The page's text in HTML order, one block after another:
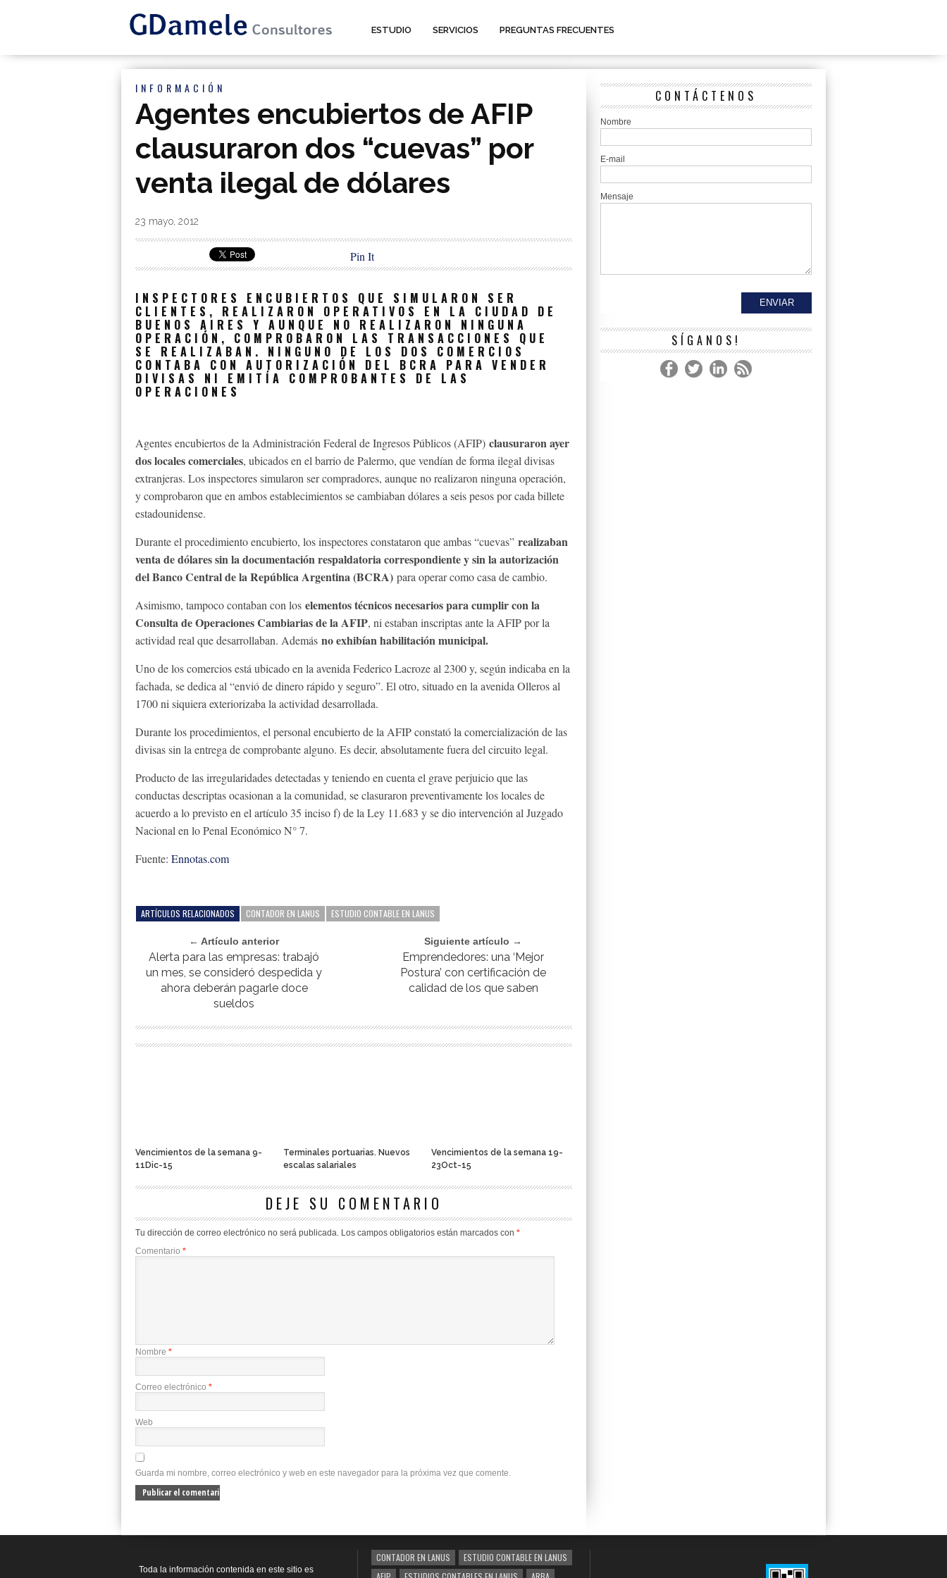
ESTUDIO SERVICIOS PREGUNTAS FRECUENTES
INFORMACIÓN
Agentes encubiertos de AFIP
clausuraron dos “cuevas” por
venta ilegal de dólares
By|
23 mayo, 2012
Pin It
INSPECTORES ENCUBIERTOS QUE SIMULARON SER
CLIENTES, REALIZARON OPERATIVOS EN LA CIUDAD DE
BUENOS AIRES Y AUNQUE NO REALIZARON NINGUNA
OPERACIÓN, COMPROBARON LAS TRANSACCIONES QUE
SE REALIZABAN. NINGUNO DE LOS DOS COMERCIOS
CONTABA CON AUTORIZACIÓN DEL BCRA PARA VENDER
DIVISAS NI EMITÍA COMPROBANTES DE LAS
OPERACIONES
Agentes encubiertos de la Administración Federal de Ingresos Públicos (AFIP) clausuraron ayer
dos locales comerciales, ubicados en el barrio de Palermo, que vendían de forma ilegal divisas
extranjeras. Los inspectores simularon ser compradores, aunque no realizaron ninguna operación,
y comprobaron que en ambos establecimientos se cambiaban dólares a seis pesos por cada billete
estadounidense.
Durante el procedimiento encubierto, los inspectores constataron que ambas “cuevas” realizaban
venta de dólares sin la documentación respaldatoria correspondiente y sin la autorización
del Banco Central de la República Argentina (BCRA) para operar como casa de cambio.
Asimismo, tampoco contaban con los elementos técnicos necesarios para cumplir con la
Consulta de Operaciones Cambiarias de la AFIP, ni estaban inscriptas ante la AFIP por la
actividad real que desarrollaban. Además no exhibían habilitación municipal.
Uno de los comercios está ubicado en la avenida Federico Lacroze al 2300 y, según indicaba en la
fachada, se dedica al “envió de dinero rápido y seguro”. El otro, situado en la avenida Olleros al
1700 ni siquiera exteriorizaba la actividad desarrollada.
Durante los procedimientos, el personal encubierto de la AFIP constató la comercialización de las
divisas sin la entrega de comprobante alguno. Es decir, absolutamente fuera del circuito legal.
Producto de las irregularidades detectadas y teniendo en cuenta el grave perjuicio que las
conductas descriptas ocasionan a la comunidad, se clasuraron preventivamente los locales de
acuerdo a lo previsto en el artículo 35 inciso f) de la Ley 11.683 y se dio intervención al Juzgado
Nacional en lo Penal Económico N° 7.
Fuente: Ennotas.com
ARTÍCULOS RELACIONADOS CONTADOR EN LANUS ESTUDIO CONTABLE EN LANUS
← Artículo anterior
Alerta para las empresas: trabajó
un mes, se consideró despedida y
ahora deberán pagarle doce
sueldos
Siguiente artículo →
Emprendedores: una ‘Mejor
Postura’ con certificación de
calidad de los que saben
Vencimientos de la semana 9-
11Dic-15
Terminales portuarias. Nuevos
escalas salariales
Vencimientos de la semana 19-
23Oct-15
DEJE SU COMENTARIO
Tu dirección de correo electrónico no será publicada. Los campos obligatorios están marcados con *
Comentario *
Nombre *
Correo electrónico *
Web
Guarda mi nombre, correo electrónico y web en este navegador para la próxima vez que comente.
CONTÁCTENOS
Nombre
E-mail
Mensaje
SÍGANOS!
Toda la información contenida en este sitio es
CONTADOR EN LANUS
ESTUDIO CONTABLE EN LANUS